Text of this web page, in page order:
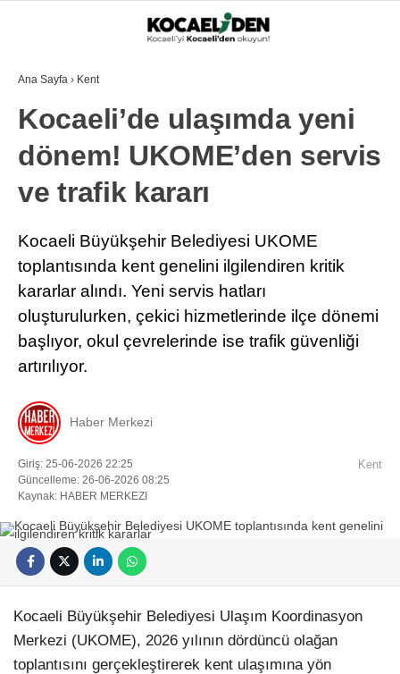
Ana Sayfa › Kent
Kocaeli’de ulaşımda yeni
dönem! UKOME’den servis
ve trafik kararı
Kocaeli Büyükşehir Belediyesi UKOME
toplantısında kent genelini ilgilendiren kritik
kararlar alındı. Yeni servis hatları
oluşturulurken, çekici hizmetlerinde ilçe dönemi
başlıyor, okul çevrelerinde ise trafik güvenliği
artırılıyor.
Haber Merkezi
Giriş: 25-06-2026 22:25
Güncelleme: 26-06-2026 08:25
Kaynak: HABER MERKEZI
Kent
Kocaeli Büyükşehir Belediyesi Ulaşım Koordinasyon
Merkezi (UKOME), 2026 yılının dördüncü olağan
toplantısını gerçekleştirerek kent ulaşımına yön